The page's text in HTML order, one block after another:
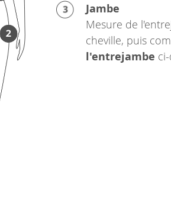
Jambe
Mesure de
cheville, puis
l'entrejambe